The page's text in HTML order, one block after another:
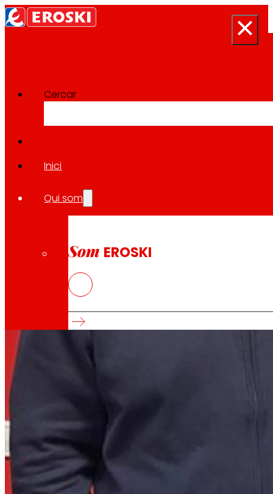
Cercar
Inici
Qui som
Som EROSKI
Així som
Cooperativa
Som per i per a les persones. Descobreix
Sala de premsa
Tornar a totes les notícies
17.12.2025
Càritas Bizkaia, EROSKI i
Compromís amb la solidaritat